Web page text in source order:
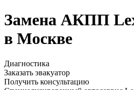
Замена АКПП
в Москве
Диагностика
Заказать эвакуатор
Получить консультацию